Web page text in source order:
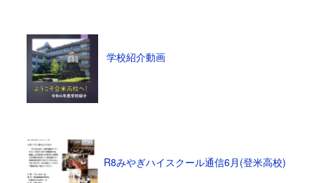
学校紹介動画
R8みやぎハイスクール通信6月(登米高校)